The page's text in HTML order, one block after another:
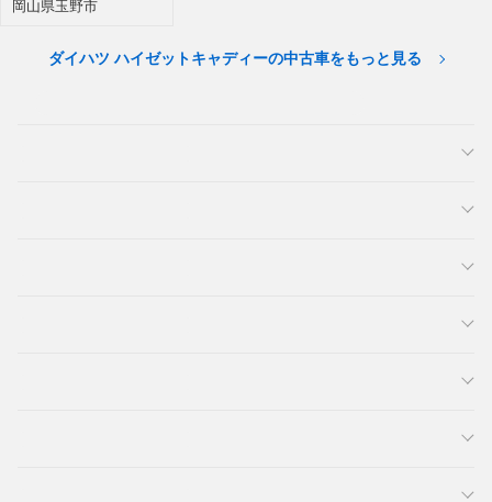
岡山県玉野市
ダイハツ ハイゼットキャディーの中古車をもっと見る